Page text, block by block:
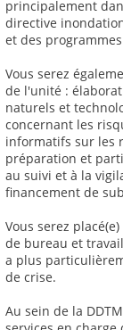
principalement
directive
et des
Vous serez
de l'unité :
naturels et
concernant les
informatifs sur les
préparation et
au suivi et à la
financement de
Vous serez
de bureau et
a plus
de crise.
Au sein de la